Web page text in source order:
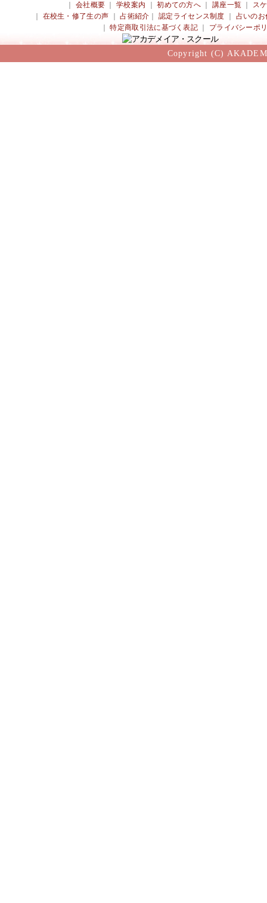
会社概要 ｜学校案内 ｜初めての方へ 講座一覧
ス
在校生・修了生の声 ｜占術紹介 ｜認定ライセンス制度
占いのお
｜特定商取引法に基づく表記 プライバシーポ
Copyright (C)